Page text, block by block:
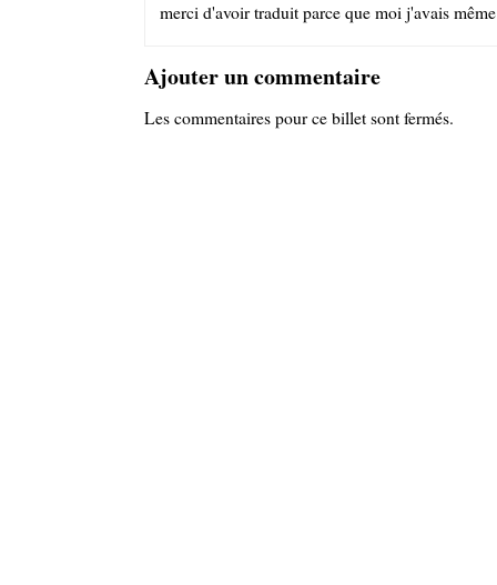
merci d'avoir traduit parce que moi j'avais
Ajouter un commentaire
Les commentaires pour ce billet sont fermés.